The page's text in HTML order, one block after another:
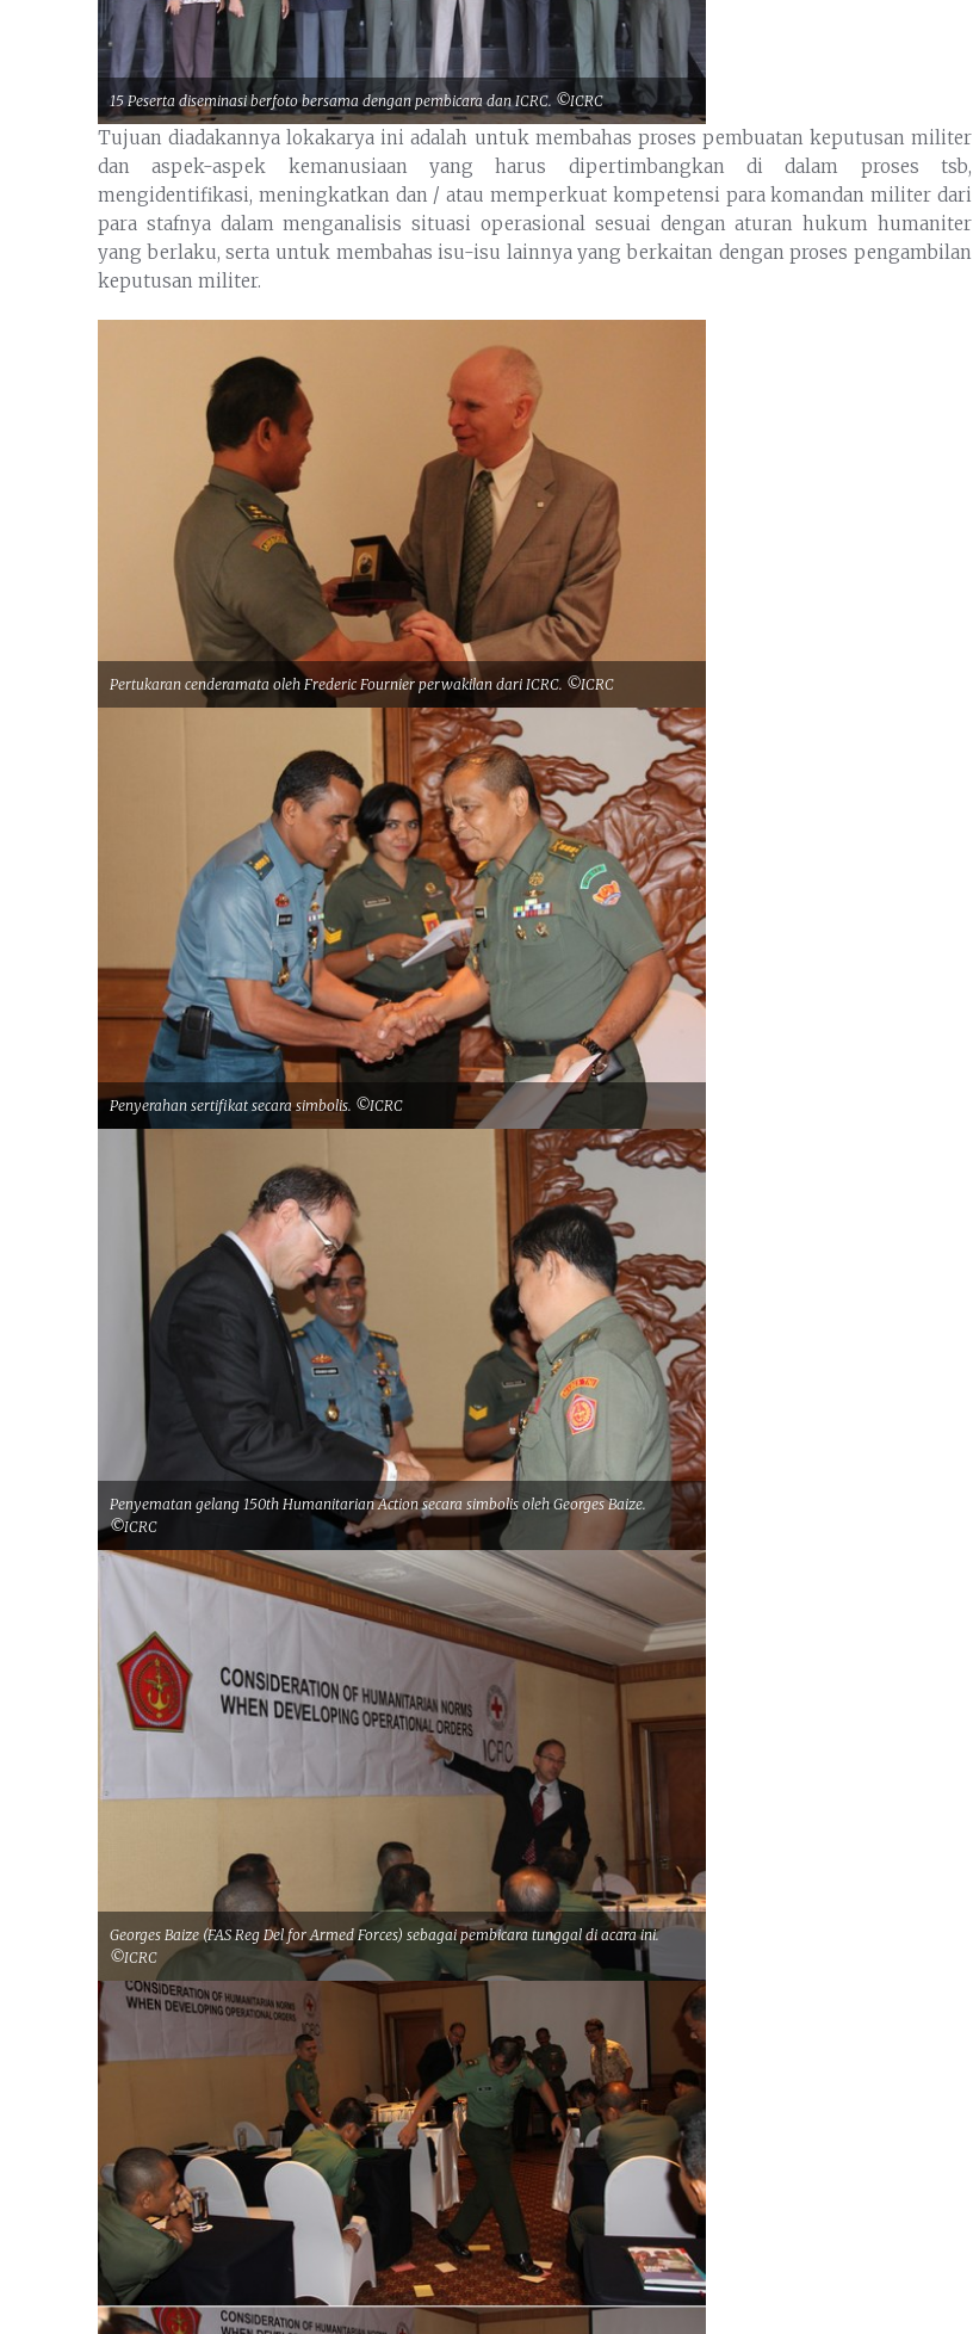
15 Peserta diseminasi berfoto bersama dengan pembicara dan ICRC. ©ICRC
Tujuan diadakannya lokakarya ini adalah untuk membahas proses pembuatan keputusan militer
dan aspek-aspek kemanusiaan yang harus dipertimbangkan di dalam proses tsb,
mengidentifikasi, meningkatkan dan / atau memperkuat kompetensi para komandan militer dari
para stafnya dalam menganalisis situasi operasional sesuai dengan aturan hukum humaniter
yang berlaku, serta untuk membahas isu-isu lainnya yang berkaitan dengan proses pengambilan
keputusan militer.
Pertukaran cenderamata oleh Frederic Fournier perwakilan dari ICRC. ©ICRC
Penyerahan sertifikat secara simbolis. ©ICRC
Penyematan gelang 150th Humanitarian Action secara simbolis oleh Georges Baize.
©ICRC
Georges Baize (FAS Reg Del for Armed Forces) sebagai pembicara tunggal di acara ini.
©ICRC